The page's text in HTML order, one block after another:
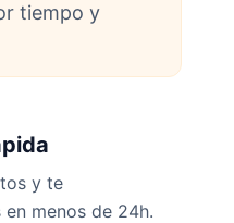
tiempo y
y te
menos de 24h.